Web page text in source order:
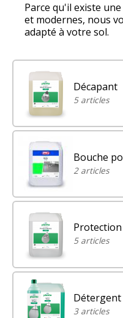
Parce qu'il existe
et modernes, nous
adapté à votre sol.
Décapant
5 articles
Bouche
2 articles
Protection
5 articles
3 articles